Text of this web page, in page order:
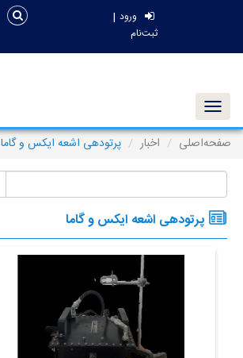
ورود |
ثبت‌نام
Toggle navigation
صفحه‌اصلی
اخبار پرتودهی اشعه ایکس و گاما
پرتودهی اشعه ایکس و گاما